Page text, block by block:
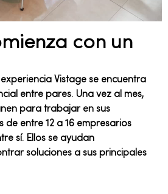
con un
Vistage se encuentra
entre pares. Una vez al mes,
para trabajar en sus
de entre 12 a 16 empresarios
sí. Ellos se ayudan
soluciones a sus principales